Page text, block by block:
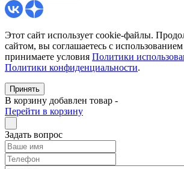
Этот сайт использует cookie-файлы.
сайтом, вы соглашаетесь с
принимаете условия Политики
Политики конфиденциальности.
Принять
В корзину добавлен товар -
Перейти в корзину
Задать вопрос